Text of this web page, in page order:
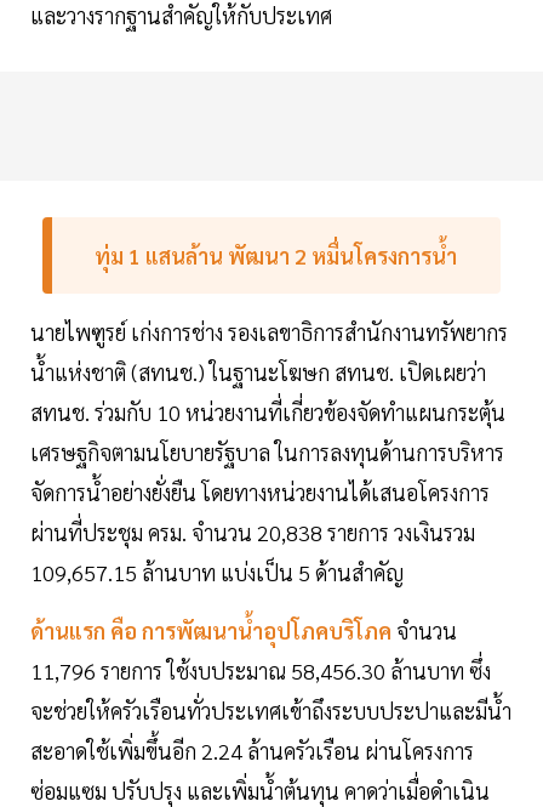
และวางรากฐานสำคัญให้กับประเทศ
ทุ่ม 1 แสนล้าน พัฒนา 2 หมื่นโครงการน้ำ
นายไพฑูรย์ เก่งการช่าง รองเลขาธิการสำนักงานทรัพยากร
น้ำแห่งชาติ (สทนช.) ในฐานะโฆษก สทนช. เปิดเผยว่า
สทนช. ร่วมกับ 10 หน่วยงานที่เกี่ยวข้องจัดทำแผนกระตุ้น
เศรษฐกิจตามนโยบายรัฐบาล ในการลงทุนด้านการบริหาร
จัดการน้ำอย่างยั่งยืน โดยทางหน่วยงานได้เสนอโครงการ
ผ่านที่ประชุม ครม. จำนวน 20,838 รายการ วงเงินรวม
109,657.15 ล้านบาท แบ่งเป็น 5 ด้านสำคัญ
ด้านแรก คือ การพัฒนาน้ำอุปโภคบริโภค จำนวน
11,796 รายการ ใช้งบประมาณ 58,456.30 ล้านบาท ซึ่ง
จะช่วยให้ครัวเรือนทั่วประเทศเข้าถึงระบบประปาและมีน้ำ
สะอาดใช้เพิ่มขึ้นอีก 2.24 ล้านครัวเรือน ผ่านโครงการ
ซ่อมแซม ปรับปรุง และเพิ่มน้ำต้นทุน คาดว่าเมื่อดำเนิน